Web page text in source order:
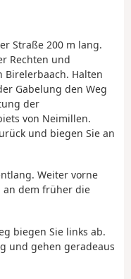
Straße 200 m lang.
Rechten und
Birelerbaach. Halten
Gabelung den Weg
der
von Neimillen.
und biegen Sie an
Weiter vorne
an dem früher die
biegen Sie links ab.
und gehen geradeaus